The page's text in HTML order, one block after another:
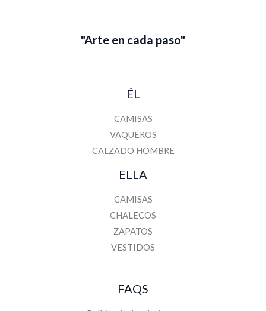
"Arte en cada paso"
ÉL
CAMISAS
VAQUEROS
CALZADO HOMBRE
ELLA
CAMISAS
CHALECOS
ZAPATOS
VESTIDOS
FAQS